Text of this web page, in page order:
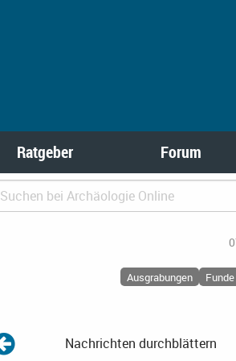
Ratgeber Forum
Ausgrabungen
Nachrichten durchblättern